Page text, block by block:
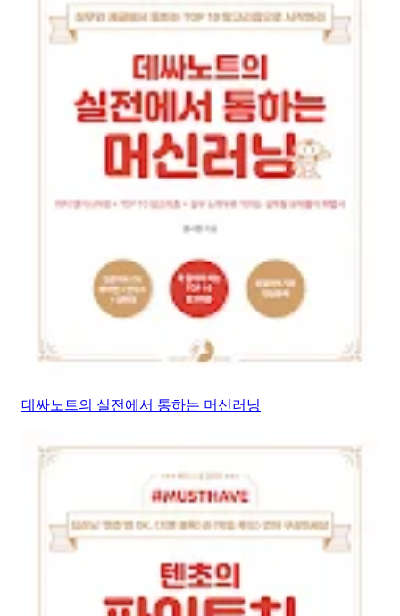
데싸노트의 실전에서 통하는 머신러닝